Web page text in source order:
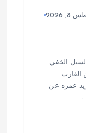
2026
الخفي
القارب
عمره عن